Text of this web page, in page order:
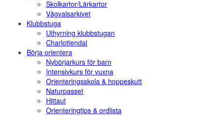
Skolkartor/Lärkartor
Vägvalsarkivet
Klubbstuga
Uthyrning klubbstugan
Charlottendal
Börja orientera
Nybörjarkurs för barn
Intensivkurs för vuxna
Orienteringsskola & hoppeskutt
Naturpasset
Hittaut
Orienteringtips & ordlista